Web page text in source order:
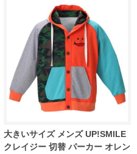
大きいサイズ メンズ UP!SMILE
クレイジー 切替 パーカー オレン